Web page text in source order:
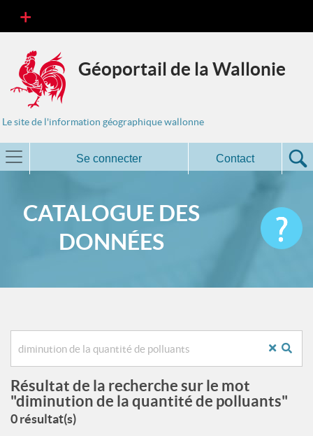
Géoportail de la Wallonie
Le site de l'information géographique wallonne
Se connecter Contact
CATALOGUE DES
DONNÉES
Résultat de la recherche sur le mot
"diminution de la quantité de polluants"
0 résultat(s)